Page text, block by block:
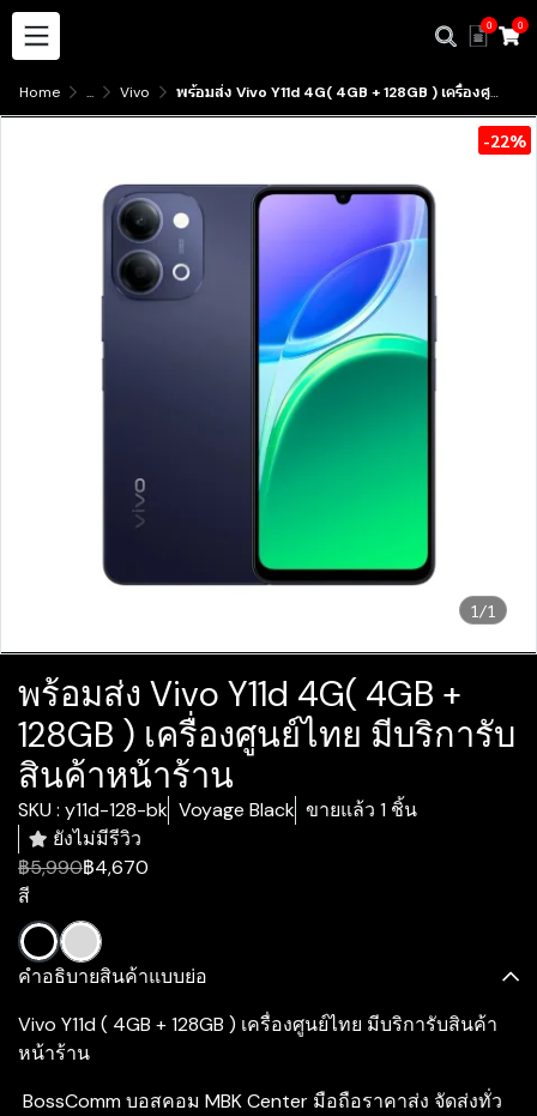
0 0
Home ... Vivo พร้อมส่ง Vivo Y11d 4G( 4GB + 128GB ) เครื่องศูนย์ไทย มีบริการับสินค้าหน้าร้าน
1/1
-22%
พร้อมส่ง Vivo Y11d 4G( 4GB +
128GB ) เครื่องศูนย์ไทย มีบริการับ
สินค้าหน้าร้าน
SKU : y11d-128-bk Voyage Black ขายแล้ว 1 ชิ้น
ยังไม่มีรีวิว
฿5,990฿4,670
สี
คำอธิบายสินค้าแบบย่อ
Vivo Y11d ( 4GB + 128GB ) เครื่องศูนย์ไทย มีบริการับสินค้า
หน้าร้าน
BossComm บอสคอม MBK Center มือถือราคาส่ง จัดส่งทั่ว